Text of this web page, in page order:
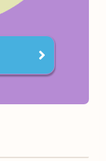
気軽にご連絡くだ